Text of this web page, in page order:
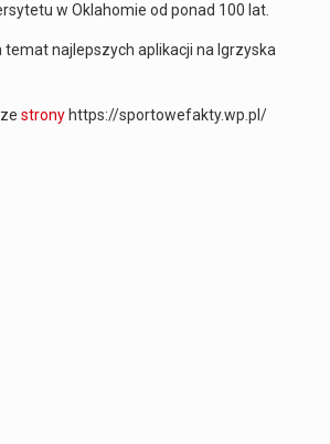
w Oklahomie od ponad 100 lat.
temat najlepszych aplikacji na Igrzyska
stronyhttps://sportowefakty.wp.pl/